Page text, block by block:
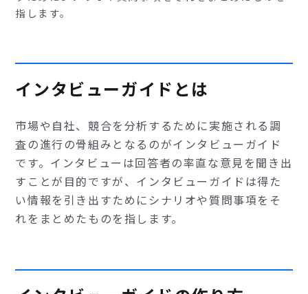
指します。
インタビューガイドとは
市場や自社、競合を分析するために実施される調
査の進行の骨組みとなるのがインタビューガイド
です。インタビューは回答者の率直な意見を聞き出
すことが目的ですが、インタビューガイドは得た
い情報を引き出すためにシナリオや質問事項をそ
れをまとめたものを指します。